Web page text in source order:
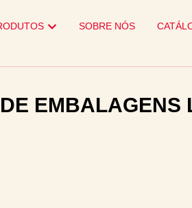
SOBRE NÓS
EMBALAGENS